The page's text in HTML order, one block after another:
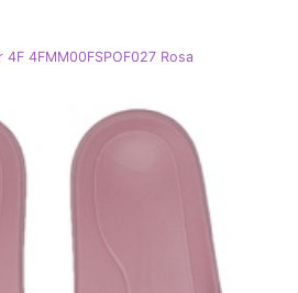
4FMM00FSPOF027 Rosa